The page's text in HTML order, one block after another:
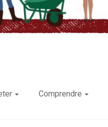
Comprendre